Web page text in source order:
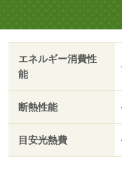
エネルギー消費性
能
断熱性能
目安光熱費